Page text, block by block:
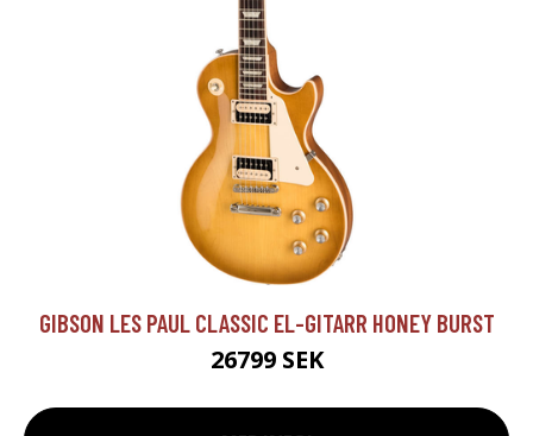
GIBSON LES PAUL CLASSIC EL-GITARR HONEY BURST
26799 SEK